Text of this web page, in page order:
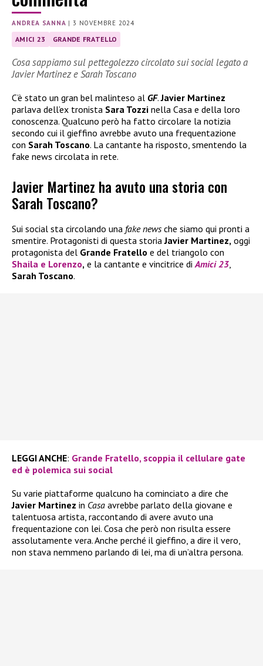
ANDREA SANNA |3 NOVEMBRE 2024
AMICI 23 GRANDE FRATELLO
Cosa sappiamo sul pettegolezzo circolato sui social legato a
Javier Martinez e Sarah Toscano
C’è stato un gran bel malinteso al GF.Javier Martinez
parlava dell’ex tronista Sara Tozzi nella Casa e della loro
conoscenza. Qualcuno però ha fatto circolare la notizia
secondo cui il gieffino avrebbe avuto una frequentazione
con Sarah Toscano. La cantante ha risposto, smentendo la
fake news circolata in rete.
Javier Martinez ha avuto una storia con
Sarah Toscano?
Sui social sta circolando una fake newsche siamo qui pronti a
smentire. Protagonisti di questa storiaJavier Martinez, oggi
protagonista del Grande Fratello e del triangolo con
Shaila e Lorenzo, e la cantante e vincitrice di Amici 23
Sarah Toscano.
LEGGI ANCHE: Grande Fratello, scoppia il cellulare gate
ed è polemica sui social
Su varie piattaforme qualcuno ha cominciato a dire che
Javier Martinez in Casa avrebbe parlato della giovane e
talentuosa artista, raccontando di avere avuto una
frequentazione con lei. Cosa che però non risulta essere
assolutamente vera. Anche perché il gieffino, a dire il vero,
non stava nemmeno parlando di lei, ma di un’altra persona.